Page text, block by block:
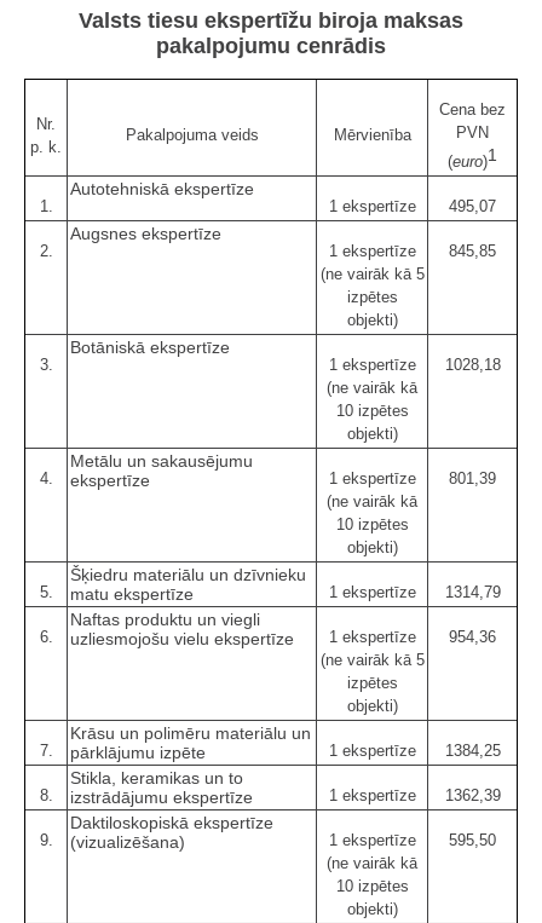
Valsts tiesu ekspertīžu biroja maksas
pakalpojumu cenrādis
Nr.
p. k.
Pakalpojuma veids Mērvienība
Cena bez
PVN
(euro)1
1.
Autotehniskā ekspertīze
1 ekspertīze 495,07
2.
Augsnes ekspertīze
1 ekspertīze
(ne vairāk kā 5
izpētes
objekti)
845,85
3.
Botāniskā ekspertīze
1 ekspertīze
(ne vairāk kā
10 izpētes
objekti)
1028,18
4.
Metālu un sakausējumu
ekspertīze
1 ekspertīze
(ne vairāk kā
10 izpētes
objekti)
801,39
5.
Šķiedru materiālu un dzīvnieku
matu ekspertīze
1 ekspertīze 1314,79
6.
Naftas produktu un viegli
uzliesmojošu vielu ekspertīze
1 ekspertīze
(ne vairāk kā 5
izpētes
objekti)
954,36
7.
Krāsu un polimēru materiālu un
pārklājumu izpēte
1 ekspertīze 1384,25
8.
Stikla, keramikas un to
izstrādājumu ekspertīze
1 ekspertīze 1362,39
9.
Daktiloskopiskā ekspertīze
(vizualizēšana)
1 ekspertīze
(ne vairāk kā
10 izpētes
objekti)
595,50